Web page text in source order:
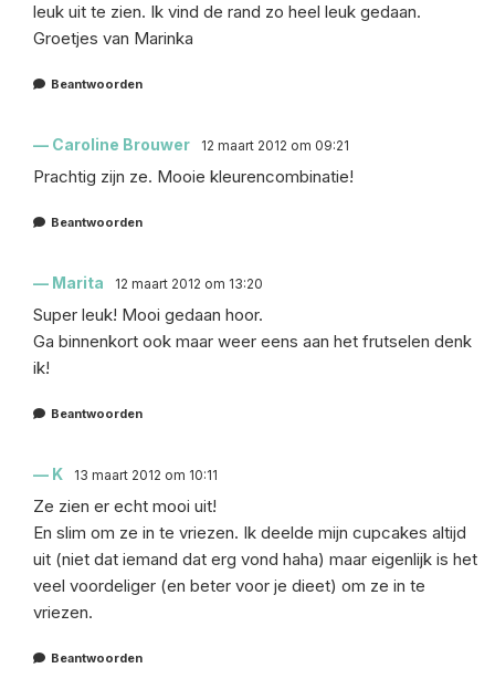
leuk uit te zien. Ik vind de rand zo heel leuk gedaan.
Groetjes van Marinka
Beantwoorden
Caroline Brouwer 12 maart 2012 om 09:21
Prachtig zijn ze. Mooie kleurencombinatie!
Beantwoorden
Marita 12 maart 2012 om 13:20
Super leuk! Mooi gedaan hoor.
Ga binnenkort ook maar weer eens aan het frutselen denk
ik!
Beantwoorden
K 13 maart 2012 om 10:11
Ze zien er echt mooi uit!
En slim om ze in te vriezen. Ik deelde mijn cupcakes altijd
uit (niet dat iemand dat erg vond haha) maar eigenlijk is het
veel voordeliger (en beter voor je dieet) om ze in te
vriezen.
Beantwoorden